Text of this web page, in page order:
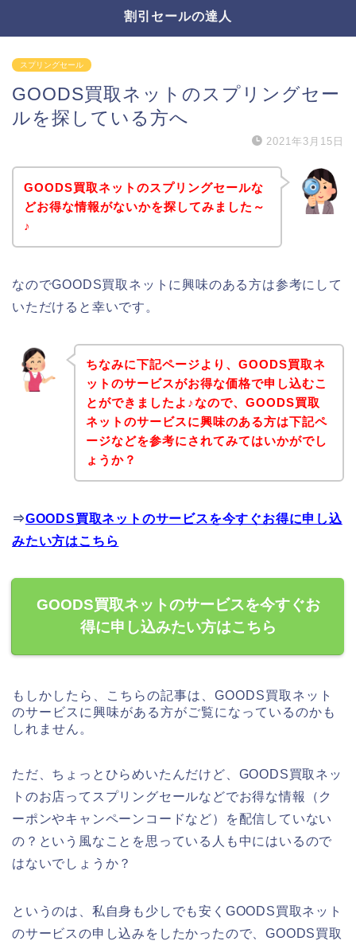
割引セールの達人
スプリングセール
GOODS買取ネットのスプリングセー
ルを探している方へ
2021年3月15日
GOODS買取ネットのスプリングセールな
どお得な情報がないかを探してみました～
♪
なのでGOODS買取ネットに興味のある方は参考にして
いただけると幸いです。
ちなみに下記ページより、GOODS買取ネ
ットのサービスがお得な価格で申し込むこ
とができましたよ♪なので、GOODS買取
ネットのサービスに興味のある方は下記ペ
ージなどを参考にされてみてはいかがでし
ょうか？
⇒GOODS買取ネットのサービスを今すぐお得に申し込
みたい方はこちら
GOODS買取ネットのサービスを今すぐお
得に申し込みたい方はこちら
もしかしたら、こちらの記事は、GOODS買取ネット
のサービスに興味がある方がご覧になっているのかも
しれません。
ただ、ちょっとひらめいたんだけど、GOODS買取ネッ
トのお店ってスプリングセールなどでお得な情報（ク
ーポンやキャンペーンコードなど）を配信していない
の？という風なことを思っている人も中にはいるので
はないでしょうか？
というのは、私自身も少しでも安くGOODS買取ネット
のサービスの申し込みをしたかったので、GOODS買取